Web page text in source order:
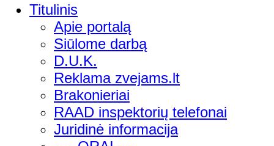
Titulinis
Apie portalą
Siūlome darbą
D.U.K.
Reklama zvejams.lt
Brakonieriai
RAAD inspektorių telefonai
Juridinė informacija